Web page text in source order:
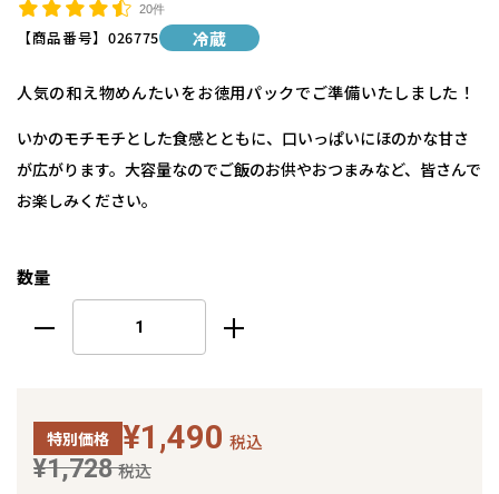
20件
【商品番号】 026775 冷蔵
人気の和え物めんたいをお徳用パックでご準備いたしました！
いかのモチモチとした食感とともに、口いっぱいにほのかな甘さ
が広がります。大容量なのでご飯のお供やおつまみなど、皆さんで
お楽しみください。
数量
¥1,490 税込
特別価格
¥1,728 税込